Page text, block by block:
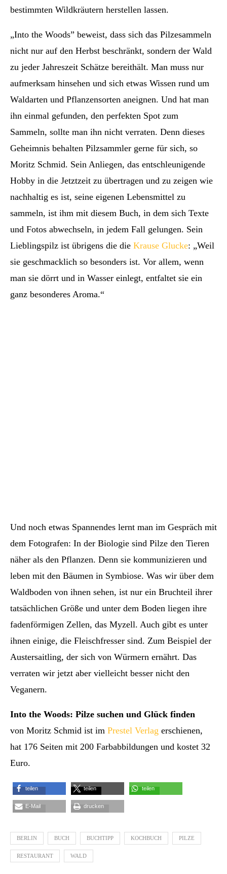
bestimmten Wildkräutern herstellen lassen.
„Into the Woods” beweist, dass sich das Pilzesammeln
nicht nur auf den Herbst beschränkt, sondern der Wald
zu jeder Jahreszeit Schätze bereithält. Man muss nur
aufmerksam hinsehen und sich etwas Wissen rund um
Waldarten und Pflanzensorten aneignen. Und hat man
ihn einmal gefunden, den perfekten Spot zum
Sammeln, sollte man ihn nicht verraten. Denn dieses
Geheimnis behalten Pilzsammler gerne für sich, so
Moritz Schmid. Sein Anliegen, das entschleunigende
Hobby in die Jetztzeit zu übertragen und zu zeigen wie
nachhaltig es ist, seine eigenen Lebensmittel zu
sammeln, ist ihm mit diesem Buch, in dem sich Texte
und Fotos abwechseln, in jedem Fall gelungen. Sein
Lieblingspilz ist übrigens die die Krause Glucke: „Weil
sie geschmacklich so besonders ist. Vor allem, wenn
man sie dörrt und in Wasser einlegt, entfaltet sie ein
ganz besonderes Aroma.“
Und noch etwas Spannendes lernt man im Gespräch mit
dem Fotografen: In der Biologie sind Pilze den Tieren
näher als den Pflanzen. Denn sie kommunizieren und
leben mit den Bäumen in Symbiose. Was wir über dem
Waldboden von ihnen sehen, ist nur ein Bruchteil ihrer
tatsächlichen Größe und unter dem Boden liegen ihre
fadenförmigen Zellen, das Myzell. Auch gibt es unter
ihnen einige, die Fleischfresser sind. Zum Beispiel der
Austersaitling, der sich von Würmern ernährt. Das
verraten wir jetzt aber vielleicht besser nicht den
Veganern.
Into the Woods: Pilze suchen und Glück finden
von Moritz Schmid ist im Prestel Verlag erschienen,
hat 176 Seiten mit 200 Farbabbildungen und kostet 32
Euro.
teilen teilen teilen
E-Mail drucken
BERLIN BUCH BUCHTIPP KOCHBUCH PILZE
RESTAURANT WALD